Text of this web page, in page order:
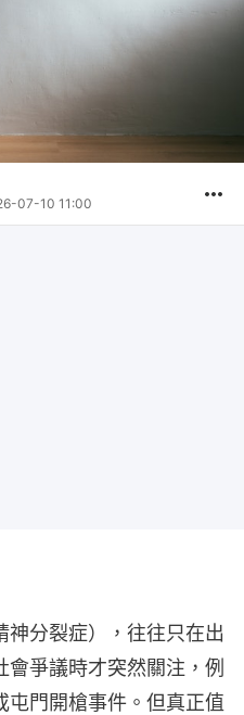
07-10 11:00
神分裂症），往往只在出
爭議時才突然關注，例
屯門開槍事件。但真正值